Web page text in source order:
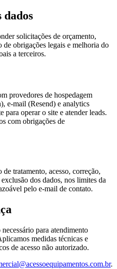
dados
solicitações de orçamento,
obrigações legais e melhoria do
a terceiros.
provedores de hospedagem
e-mail (Resend) e analytics
para operar o site e atender leads.
com obrigações de
tratamento, acesso, correção,
dos dados, nos limites da
pelo e-mail de contato.
para atendimento
medidas técnicas e
de acesso não autorizado.
.